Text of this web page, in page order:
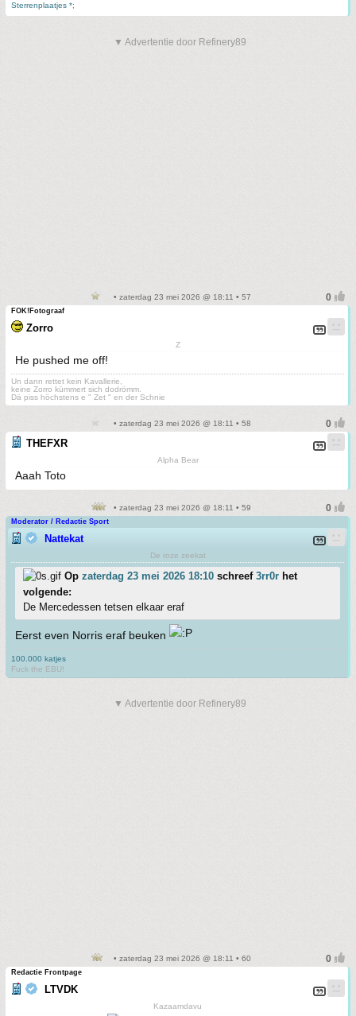
Sterrenplaatjes *;
▼ Advertentie door Refinery89
• zaterdag 23 mei 2026 @ 18:11 • 57
FOK!Fotograaf
Zorro
Z
He pushed me off!
Un dann rettet kein Kavallerie,
keine Zorro kümmert sich dodrömm.
Dä piss höchstens e " Zet " en der Schnie
• zaterdag 23 mei 2026 @ 18:11 • 58
THEFXR
Alpha Bear
Aaah Toto
• zaterdag 23 mei 2026 @ 18:11 • 59
Moderator / Redactie Sport
Nattekat
De roze zeekat
Op zaterdag 23 mei 2026 18:10 schreef 3rr0r het
volgende:
De Mercedessen tetsen elkaar eraf
Eerst even Norris eraf beuken
100.000 katjes
Fuck the EBU!
▼ Advertentie door Refinery89
• zaterdag 23 mei 2026 @ 18:11 • 60
Redactie Frontpage
LTVDK
Kazaamdavu